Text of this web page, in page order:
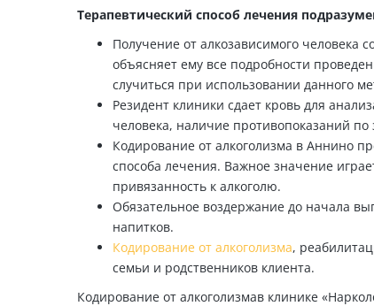
Терапевтический способ лечения
Получение от алкозависимого человека
объясняет ему все подробности
случиться при использовании данного
Резидент клиники сдает кровь для
человека, наличие противопоказаний по
Кодирование от алкоголизма в Аннино
способа лечения. Важное значение
привязанность к алкоголю.
Обязательное воздержание до начала
напитков.
Кодирование от алкоголизма,
семьи и родственников клиента.
Кодирование от алкоголизмав клинике